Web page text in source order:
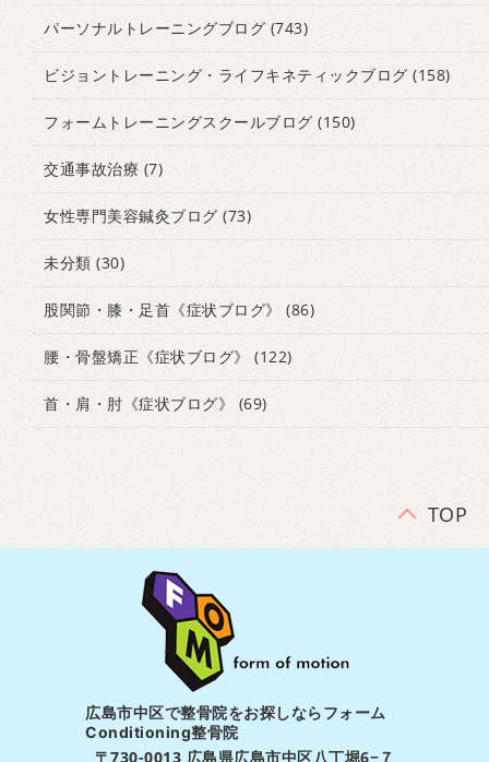
パーソナルトレーニングブログ (743)
ビジョントレーニング・ライフキネティックブログ (158)
フォームトレーニングスクールブログ (150)
交通事故治療 (7)
女性専門美容鍼灸ブログ (73)
未分類 (30)
股関節・膝・足首《症状ブログ》 (86)
腰・骨盤矯正《症状ブログ》 (122)
首・肩・肘《症状ブログ》 (69)
TOP
広島市中区で整骨院をお探しならフォーム
Conditioning整骨院
〒730-0013 広島県広島市中区八丁堀6−７